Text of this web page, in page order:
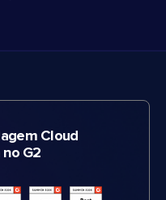
Cloud
no G2